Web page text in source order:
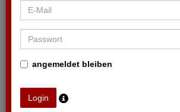
angemeldet bleiben